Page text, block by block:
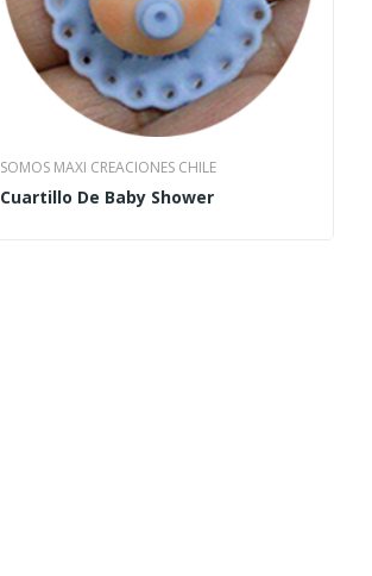
SOMOS MAXI CREACIONES CHILE
Cuartillo De Baby Shower